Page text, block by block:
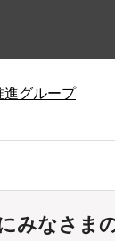
進グループ
みなさま